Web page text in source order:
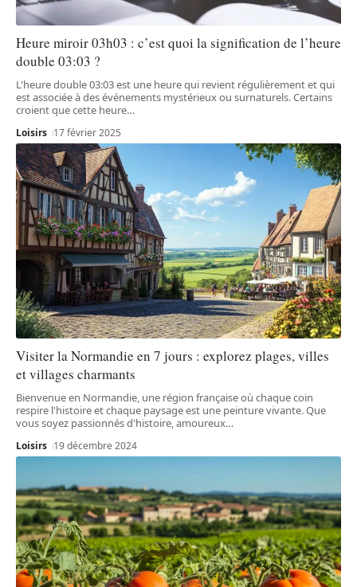
Heure miroir 03h03 : c’est quoi la signification de l’heure
double 03:03 ?
L'heure double 03:03 est une heure qui revient régulièrement et qui
est associée à des événements mystérieux ou surnaturels. Certains
croient que cette heure…
Loisirs 17 février 2025
Visiter la Normandie en 7 jours : explorez plages, villes
et villages charmants
Bienvenue en Normandie, une région française où chaque coin
respire l'histoire et chaque paysage est une peinture vivante. Que
vous soyez passionnés d'histoire, amoureux…
Loisirs 19 décembre 2024